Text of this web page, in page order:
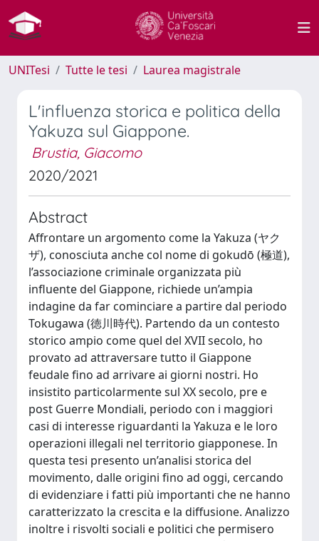
UNITesi Tutte le tesi Laurea magistrale
L'influenza storica e politica della
Yakuza sul Giappone.
Brustia, Giacomo
2020/2021
Abstract
Affrontare un argomento come la Yakuza (ヤク
ザ), conosciuta anche col nome di gokudō (極道),
l’associazione criminale organizzata più
influente del Giappone, richiede un’ampia
indagine da far cominciare a partire dal periodo
Tokugawa (徳川時代). Partendo da un contesto
storico ampio come quel del XVII secolo, ho
provato ad attraversare tutto il Giappone
feudale fino ad arrivare ai giorni nostri. Ho
insistito particolarmente sul XX secolo, pre e
post Guerre Mondiali, periodo con i maggiori
casi di interesse riguardanti la Yakuza e le loro
operazioni illegali nel territorio giapponese. In
questa tesi presento un’analisi storica del
movimento, dalle origini fino ad oggi, cercando
di evidenziare i fatti più importanti che ne hanno
caratterizzato la crescita e la diffusione. Analizzo
inoltre i risvolti sociali e politici che permisero